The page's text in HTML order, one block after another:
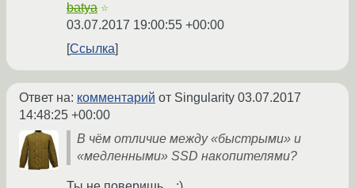
batya ☆
03.07.2017 19:00:55 +00:00
Ссылка
Ответ на: комментарий от Singularity 03.07.2017
14:48:25 +00:00
В чём отличие между «быстрыми» и
«медленными» SSD накопителями?